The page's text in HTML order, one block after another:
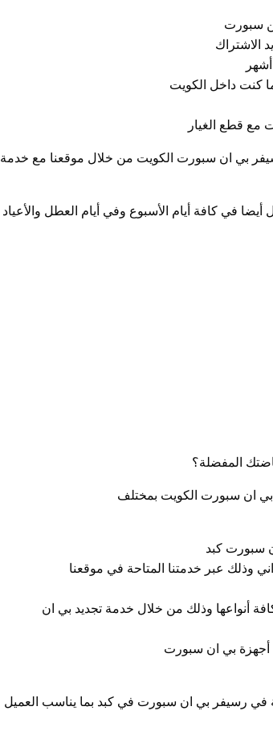
سبورت
الاشتراك
كنت داخل الكويت
مع قطع الغيار
بي ان سبورت الكويت من خلال موقعنا مع خدمة
في كافة أيام الأسبوع وفي أيام العطل والأعياد
المفضلة؟
بي ان سبورت الكويت بمختلف
سبورت كبد
وذلك عبر خدمتنا المتاحة في موقعنا
أنواعها وذلك من خلال خدمة تجديد بي ان
بي ان سبورت
في رسيفر بي ان سبورت في كبد بما يناسب العميل